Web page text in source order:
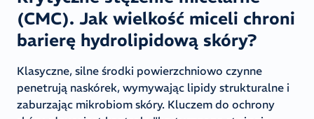
(CMC). Jak wielkość miceli chroni
barierę hydrolipidową skóry?
Klasyczne, silne środki powierzchniowo czynne
penetrują naskórek, wymywając lipidy strukturalne i
zaburzając mikrobiom skóry. Kluczem do ochrony